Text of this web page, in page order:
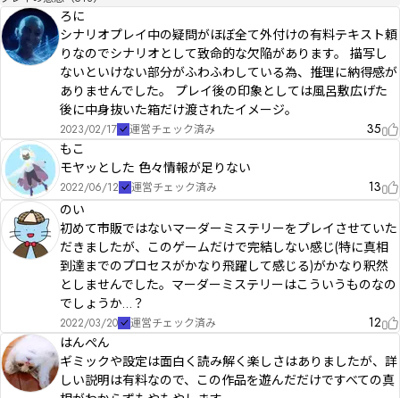
ろに
シナリオプレイ中の疑問がほぼ全て外付けの有料テキスト頼
りなのでシナリオとして致命的な欠陥があります。 描写し
ないといけない部分がふわふわしている為、推理に納得感が
ありませんでした。 プレイ後の印象としては風呂敷広げた
後に中身抜いた箱だけ渡されたイメージ。
2023/02/17 運営チェック済み
35
もこ
モヤッとした 色々情報が足りない
2022/06/12 運営チェック済み
13
のい
初めて市販ではないマーダーミステリーをプレイさせていた
だきましたが、このゲームだけで完結しない感じ(特に真相
到達までのプロセスがかなり飛躍して感じる)がかなり釈然
としませんでした。マーダーミステリーはこういうものなの
でしょうか…？
2022/03/20 運営チェック済み
12
はんぺん
ギミックや設定は面白く読み解く楽しさはありましたが、詳
しい説明は有料なので、この作品を遊んだだけですべての真